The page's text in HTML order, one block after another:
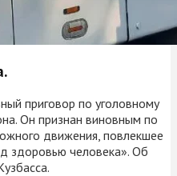
приговор по уголовному
Он признан виновным по
движения, повлекшее
здоровью человека». Об